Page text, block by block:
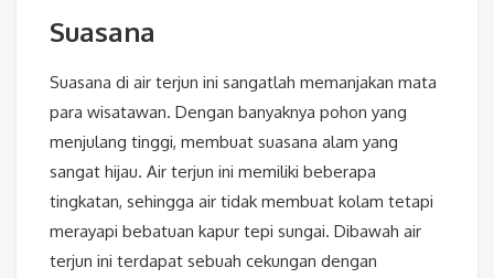
Suasana
Suasana di air terjun ini sangatlah memanjakan mata
para wisatawan. Dengan banyaknya pohon yang
menjulang tinggi, membuat suasana alam yang
sangat hijau. Air terjun ini memiliki beberapa
tingkatan, sehingga air tidak membuat kolam tetapi
merayapi bebatuan kapur tepi sungai. Dibawah air
terjun ini terdapat sebuah cekungan dengan